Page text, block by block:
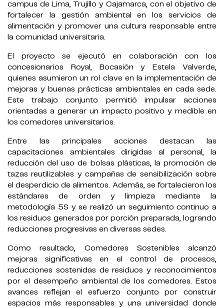
campus de Lima, Trujillo y Cajamarca, con el objetivo de
fortalecer la gestión ambiental en los servicios de
alimentación y promover una cultura responsable entre
la comunidad universitaria.
El proyecto se ejecutó en colaboración con los
concesionarios Royal, Bocasión y Estela Valverde,
quienes asumieron un rol clave en la implementación de
mejoras y buenas prácticas ambientales en cada sede.
Este trabajo conjunto permitió impulsar acciones
orientadas a generar un impacto positivo y medible en
los comedores universitarios.
Entre las principales acciones destacan las
capacitaciones ambientales dirigidas al personal, la
reducción del uso de bolsas plásticas, la promoción de
tazas reutilizables y campañas de sensibilización sobre
el desperdicio de alimentos. Además, se fortalecieron los
estándares de orden y limpieza mediante la
metodología 5S y se realizó un seguimiento continuo a
los residuos generados por porción preparada, logrando
reducciones progresivas en diversas sedes.
Como resultado, Comedores Sostenibles alcanzó
mejoras significativas en el control de procesos,
reducciones sostenidas de residuos y reconocimientos
por el desempeño ambiental de los comedores. Estos
avances reflejan el esfuerzo conjunto por construir
espacios más responsables y una universidad donde